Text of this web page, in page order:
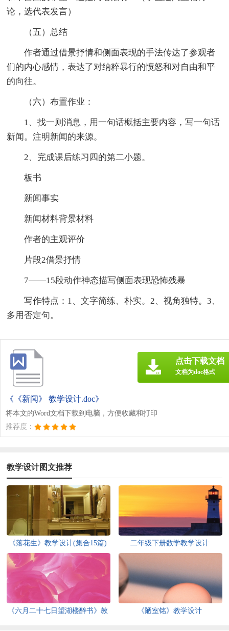
论，选代表发言）
（五）总结
作者通过借景抒情和侧面表现的手法传达了参观者
们的内心感情，表达了对纳粹暴行的愤怒和对自由和平
的向往。
（六）布置作业：
1、找一则消息，用一句话概括主要内容，写一句话
新闻。注明新闻的来源。
2、完成课后练习四的第二小题。
板书
新闻事实
新闻材料背景材料
作者的主观评价
片段2借景抒情
7——15段动作神态描写侧面表现恐怖残暴
写作特点：1、文字简练、朴实。2、视角独特。3、
多用否定句。
《《新闻》 教学设计.doc》
将本文的Word文档下载到电脑，方便收藏和打印
推荐度：
点击下载文档
文档为doc格式
教学设计图文推荐
《落花生》教学设计(集合15篇) 二年级下册数学教学设计
《六月二十七日望湖楼醉书》教
《陋室铭》教学设计